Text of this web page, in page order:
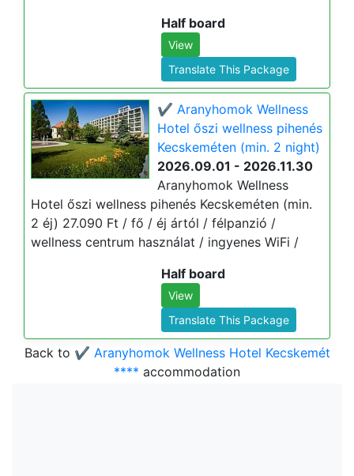
Half board
View
Translate This Package
✔️ Aranyhomok Wellness
Hotel őszi wellness pihenés
Kecskeméten (min. 2 night)
2026.09.01 - 2026.11.30
Aranyhomok Wellness
Hotel őszi wellness pihenés Kecskeméten (min.
2 éj) 27.090 Ft / fő / éj ártól / félpanzió /
wellness centrum használat / ingyenes WiFi /
Half board
View
Translate This Package
Back to ✔️ Aranyhomok Wellness Hotel Kecskemét
**** accommodation